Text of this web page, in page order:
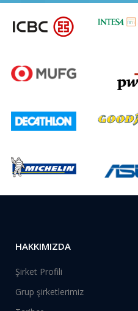
HAKKIMIZDA
Şirket Profili
Grup şirketlerimiz